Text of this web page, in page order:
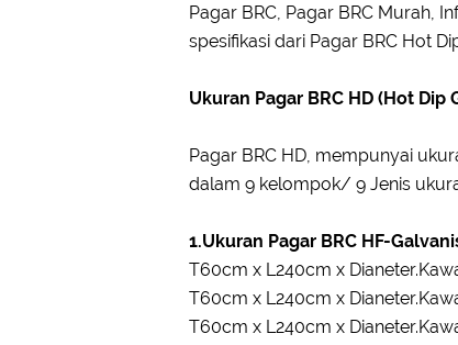
Pagar BRC, Pagar BRC Murah,
spesifikasi dari Pagar BRC Hot
Ukuran Pagar BRC HD (Hot Dip
Pagar BRC HD, mempunyai
dalam 9 kelompok/ 9 Jenis
1.Ukuran Pagar BRC HF-
T60cm x L240cm x
T60cm x L240cm x
T60cm x L240cm x